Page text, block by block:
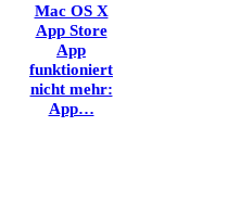
Mac OS X
App Store
App
funktioniert
nicht mehr:
App…